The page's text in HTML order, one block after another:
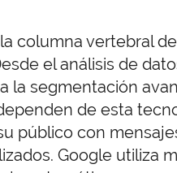
columna vertebral
el análisis de
la segmentación
de esta
público con
Google utiliza